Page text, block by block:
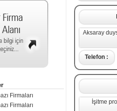
Firmaları
Firmaları
Aksaray
Telefon :
İşitme